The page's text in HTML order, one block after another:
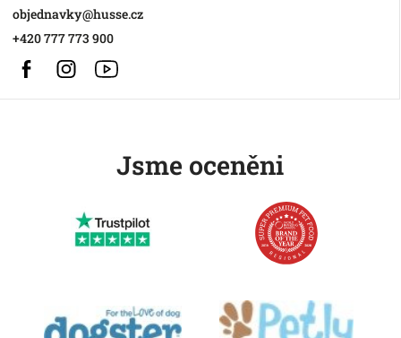
objednavky@husse.cz
+420 777 773 900
FacebookInstagram
Jsme oceněni